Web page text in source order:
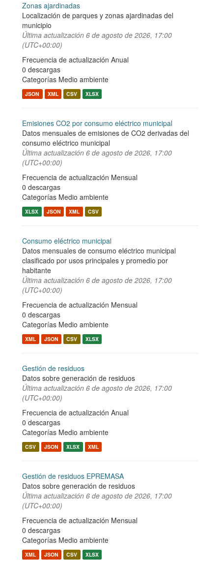
Zonas ajardinadas
Localización de parques y zonas ajardinadas del
municipio
Última actualización 6 de agosto de 2026, 17:00
(UTC+00:00)
Frecuencia de actualización Anual
0 descargas
Categorías Medio ambiente
JSON XML CSV XLSX
Emisiones CO2 por consumo eléctrico municipal
Datos mensuales de emisiones de CO2 derivadas del
consumo eléctrico municipal
Última actualización 6 de agosto de 2026, 17:00
(UTC+00:00)
Frecuencia de actualización Mensual
0 descargas
Categorías Medio ambiente
XLSX JSON XML CSV
Consumo eléctrico municipal
Datos mensuales de consumo eléctrico municipal
clasificado por usos principales y promedio por
habitante
Última actualización 6 de agosto de 2026, 17:00
(UTC+00:00)
Frecuencia de actualización Mensual
0 descargas
Categorías Medio ambiente
XML JSON CSV XLSX
Gestión de residuos
Datos sobre generación de residuos
Última actualización 6 de agosto de 2026, 17:00
(UTC+00:00)
Frecuencia de actualización Anual
0 descargas
Categorías Medio ambiente
CSV JSON XLSX XML
Gestión de residuos EPREMASA
Datos sobre generación de residuos
Última actualización 6 de agosto de 2026, 17:00
(UTC+00:00)
Frecuencia de actualización Mensual
0 descargas
Categorías Medio ambiente
XML JSON CSV XLSX